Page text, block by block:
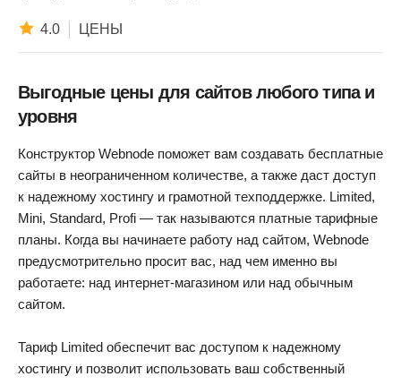
4.0 ЦЕНЫ
Выгодные цены для сайтов любого типа и
уровня
Конструктор Webnode поможет вам создавать бесплатные
сайты в неограниченном количестве, а также даст доступ
к надежному хостингу и грамотной техподдержке. Limited,
Mini, Standard, Profi — так называются платные тарифные
планы. Когда вы начинаете работу над сайтом, Webnode
предусмотрительно просит вас, над чем именно вы
работаете: над интернет-магазином или над обычным
сайтом.
Тариф Limited обеспечит вас доступом к надежному
хостингу и позволит использовать ваш собственный